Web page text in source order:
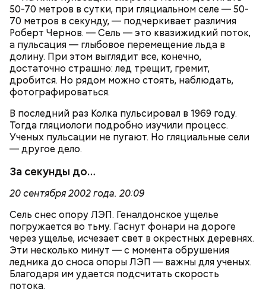
50-70 метров в сутки, при гляциальном селе — 50-
70 метров в секунду, — подчеркивает различия
Роберт Чернов. — Сель — это квазижидкий поток,
а пульсация — глыбовое перемещение льда в
долину. При этом выглядит все, конечно,
достаточно страшно: лед трещит, гремит,
дробится. Но рядом можно стоять, наблюдать,
фотографироваться.
В последний раз Колка пульсировал в 1969 году.
Тогда гляциологи подробно изучили процесс.
Ученых пульсации не пугают. Но гляциальные сели
— другое дело.
За секунды до…
20 сентября 2002 года. 20:09
Сель снес опору ЛЭП. Геналдонское ущелье
погружается во тьму. Гаснут фонари на дороге
через ущелье, исчезает свет в окрестных деревнях.
Эти несколько минут — с момента обрушения
ледника до сноса опоры ЛЭП — важны для ученых.
Благодаря им удается подсчитать скорость
потока.